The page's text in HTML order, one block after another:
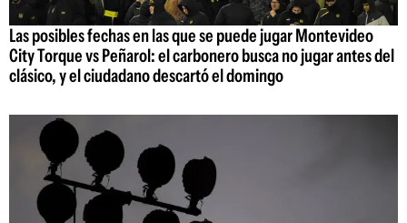
Las posibles fechas en las que se puede jugar Montevideo
City Torque vs Peñarol: el carbonero busca no jugar antes del
clásico, y el ciudadano descartó el domingo